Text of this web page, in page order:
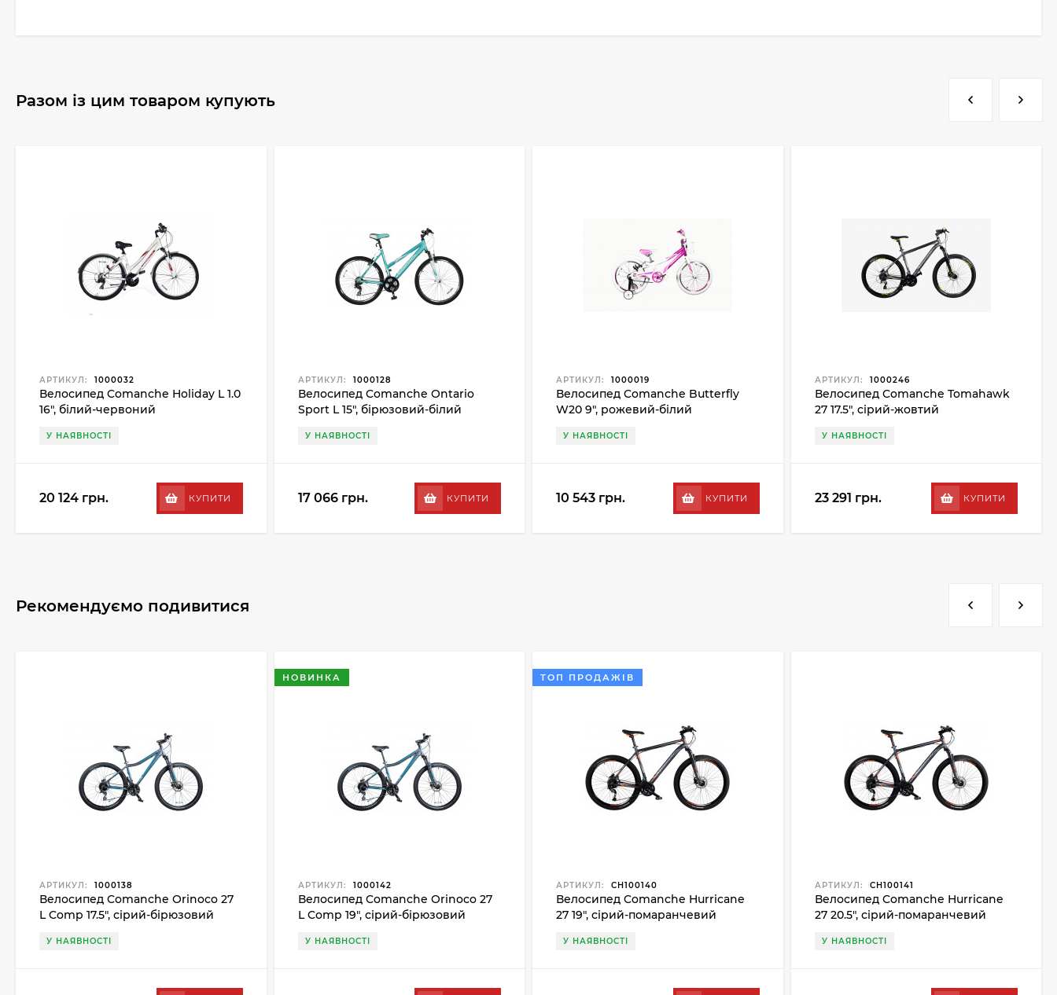
Разом із цим товаром купують
АРТИКУЛ: 1000032
Велосипед Comanche Holiday L 1.0
16", білий-червоний
У НАЯВНОСТІ
20 124 грн. КУПИТИ
АРТИКУЛ: 1000128
Велосипед Comanche Ontario
Sport L 15", бірюзовий-білий
У НАЯВНОСТІ
17 066 грн. КУПИТИ
АРТИКУЛ: 1000019
Велосипед Comanche Butterfly
W20 9", рожевий-білий
У НАЯВНОСТІ
10 543 грн. КУПИТИ
АРТИКУЛ: 1000246
Велосипед Comanche Tomahawk
27 17.5", сірий-жовтий
У НАЯВНОСТІ
23 291 грн. КУПИТИ
Рекомендуємо подивитися
АРТИКУЛ: 1000138
Велосипед Comanche Orinoco 27
L Comp 17.5", сірий-бірюзовий
У НАЯВНОСТІ
НОВИНКА
АРТИКУЛ: 1000142
Велосипед Comanche Orinoco 27
L Comp 19", сірий-бірюзовий
У НАЯВНОСТІ
ТОП ПРОДАЖІВ
АРТИКУЛ: CH100140
Велосипед Comanche Hurricane
27 19", сірий-помаранчевий
У НАЯВНОСТІ
АРТИКУЛ: CH100141
Велосипед Comanche Hurricane
27 20.5", сірий-помаранчевий
У НАЯВНОСТІ